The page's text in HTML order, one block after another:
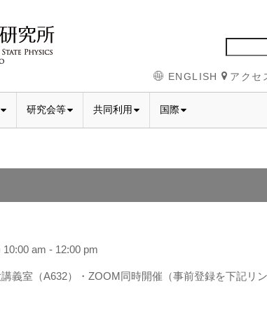
ENGLISH アクセ
研究会等 共同利用 国際
am - 12:00 pm
義室（A632）・ZOOM同時開催（事前登録を下記リ